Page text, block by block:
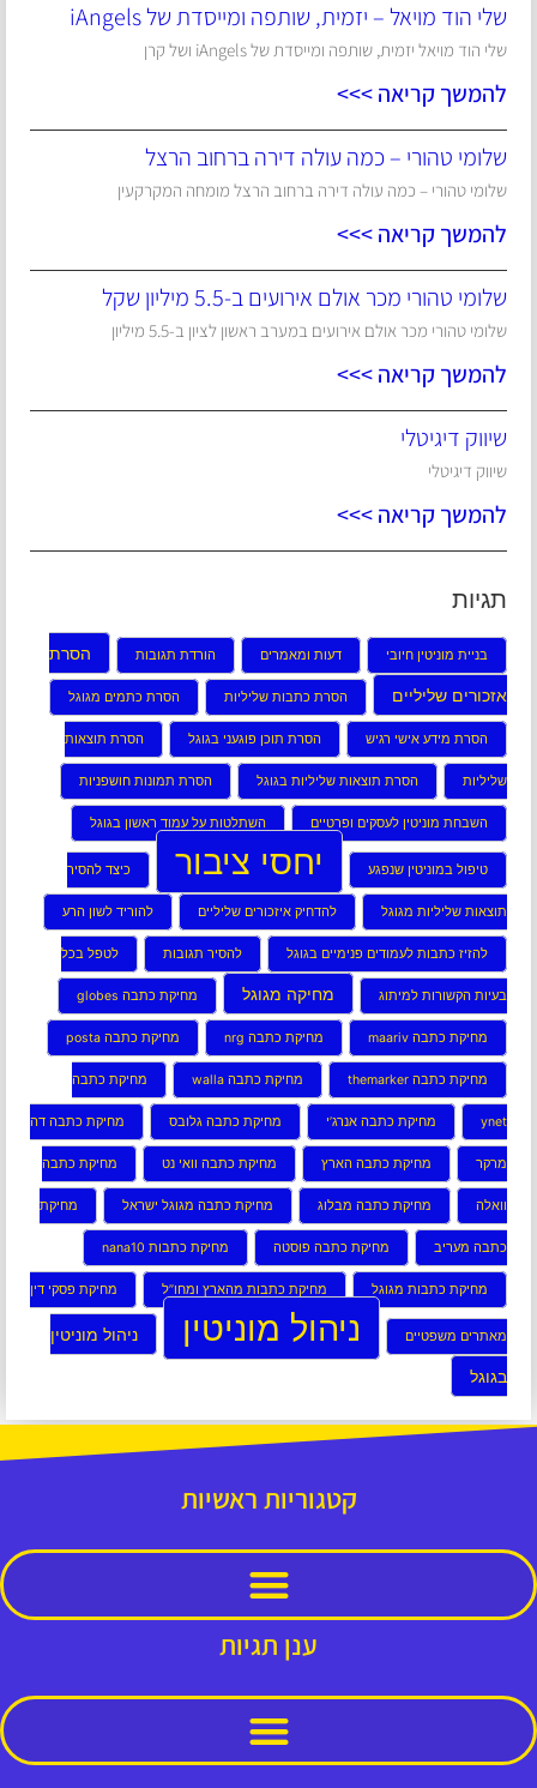
שלי הוד מויאל – יזמית, שותפה ומייסדת של iAngels
שלי הוד מויאל יזמית, שותפה ומייסדת של iAngels ושל קרן
להמשך קריאה >>>
שלומי טהורי – כמה עולה דירה ברחוב הרצל
שלומי טהורי – כמה עולה דירה ברחוב הרצל מומחה המקרקעין
להמשך קריאה >>>
שלומי טהורי מכר אולם אירועים ב-5.5 מיליון שקל
שלומי טהורי מכר אולם אירועים במערב ראשון לציון ב-5.5 מיליון
להמשך קריאה >>>
שיווק דיגיטלי
שיווק דיגיטלי
להמשך קריאה >>>
תגיות
בניית מוניטין חיובי דעות ומאמרים הורדת תגובות הסרת
אזכורים שליליים הסרת כתבות שליליות הסרת כתמים מגוגל
הסרת מידע אישי רגיש הסרת תוכן פוגעני בגוגל הסרת תוצאות
שליליות הסרת תוצאות שליליות בגוגל הסרת תמונות חושפניות
השבחת מוניטין לעסקים ופרטיים השתלטות על עמוד ראשון בגוגל
טיפול במוניטין שנפגע יחסי ציבור כיצד להסיר
תוצאות שליליות מגוגל להדחיק איזכורים שליליים להוריד לשון הרע
להזיז כתבות לעמודים פנימיים בגוגל להסיר תגובות לטפל בכל
בעיות הקשורות למיתוג מחיקה מגוגל מחיקת כתבה globes
מחיקת כתבה maariv מחיקת כתבה nrg מחיקת כתבה posta
מחיקת כתבה themarker מחיקת כתבה walla מחיקת כתבה
ynet מחיקת כתבה אנרג’י מחיקת כתבה גלובס מחיקת כתבה דה
מרקר מחיקת כתבה הארץ מחיקת כתבה וואי נט מחיקת כתבה
וואלה מחיקת כתבה מבלוג מחיקת כתבה מגוגל ישראל מחיקת
כתבה מעריב מחיקת כתבה פוסטה מחיקת כתבות nana10
מחיקת כתבות מגוגל מחיקת כתבות מהארץ ומחו”ל מחיקת פסקי דין
מאתרים משפטיים ניהול מוניטין ניהול מוניטין
בגוגל
קטגוריות ראשיות
ענן תגיות